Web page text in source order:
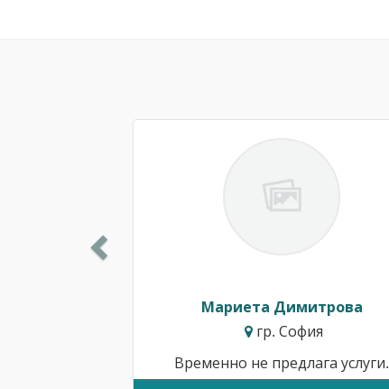
Мариета Димитрова
гр. София
Временно не предлага услуги.